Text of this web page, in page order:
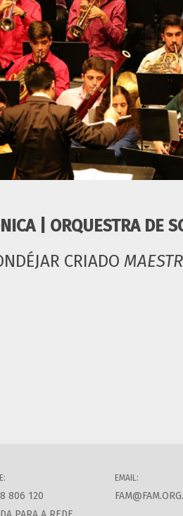
| ORQUESTRA DE
CRIADO
806 120
EMAIL: